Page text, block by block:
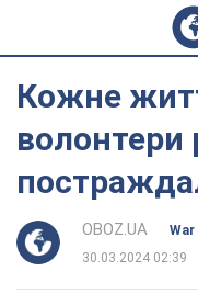
Кожне
волонтери
OBOZ.UA
War
30.03.2024 02:39